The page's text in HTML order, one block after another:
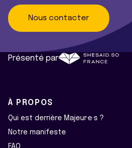
Nous contacter
Présenté par
À PROPOS
Qui est derrière Majeur·e·s ?
Notre manifeste
FAQ